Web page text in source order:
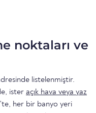
noktaları ve
listelenmiştir.
ister açık hava veya yaz
her bir banyo yeri